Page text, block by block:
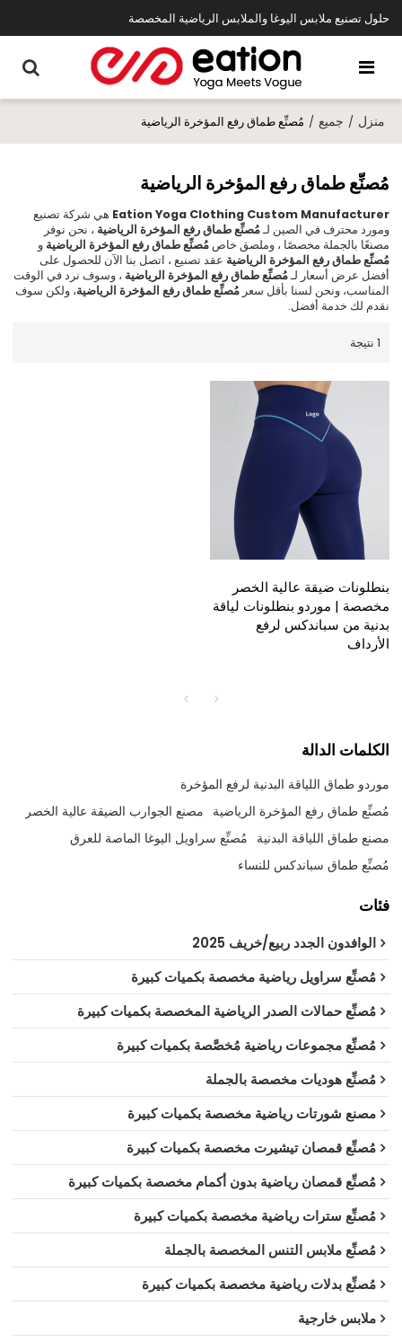
حلول تصنيع ملابس اليوغا والملابس الرياضية المخصصة
منزل / جميع / مُصنِّع طماق رفع المؤخرة الرياضية
مُصنِّع طماق رفع المؤخرة الرياضية
Eation Yoga Clothing Custom Manufacturer هي شركة تصنيع
ومورد محترف في الصين لـمُصنِّع طماق رفع المؤخرة الرياضية ، نحن نوفر
مصنعًا بالجملة مخصصًا ، وملصق خاصمُصنِّع طماق رفع المؤخرة الرياضية و
مُصنِّع طماق رفع المؤخرة الرياضية عقد تصنيع ، اتصل بنا الآن للحصول على
أفضل عرض أسعار لـمُصنِّع طماق رفع المؤخرة الرياضية ، وسوف نرد في الوقت
المناسب، ونحن لسنا بأقل سعرمُصنِّع طماق رفع المؤخرة الرياضية، ولكن سوف
نقدم لك خدمة أفضل.
1 نتيجة
بنطلونات ضيقة عالية الخصر
مخصصة | موردو بنطلونات لياقة
بدنية من سباندكس لرفع
الأرداف
الكلمات الدالة
موردو طماق اللياقة البدنية لرفع المؤخرة
مُصنِّع طماق رفع المؤخرة الرياضية مصنع الجوارب الضيقة عالية الخصر
مصنع طماق اللياقة البدنية مُصنِّع سراويل اليوغا الماصة للعرق
مُصنِّع طماق سباندكس للنساء
فئات
الوافدون الجدد ربيع/خريف 2025
مُصنِّع سراويل رياضية مخصصة بكميات كبيرة
مُصنِّع حمالات الصدر الرياضية المخصصة بكميات كبيرة
مُصنِّع مجموعات رياضية مُخصَّصة بكميات كبيرة
مُصنِّع هوديات مخصصة بالجملة
مصنع شورتات رياضية مخصصة بكميات كبيرة
مُصنِّع قمصان تيشيرت مخصصة بكميات كبيرة
مُصنِّع قمصان رياضية بدون أكمام مخصصة بكميات كبيرة
مُصنِّع سترات رياضية مخصصة بكميات كبيرة
مُصنِّع ملابس التنس المخصصة بالجملة
مُصنِّع بدلات رياضية مخصصة بكميات كبيرة
ملابس خارجية